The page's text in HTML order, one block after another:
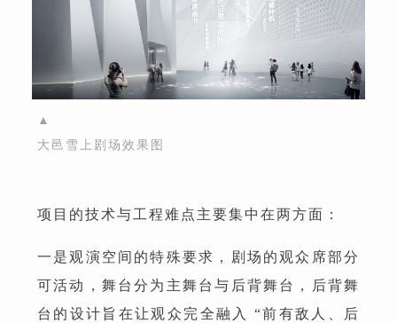
▲
大邑雪上剧场效果图
项目的技术与工程难点主要集中在两方面：
一是观演空间的特殊要求，剧场的观众席部分
可活动，舞台分为主舞台与后背舞台，后背舞
台的设计旨在让观众完全融入 “前有敌人、后